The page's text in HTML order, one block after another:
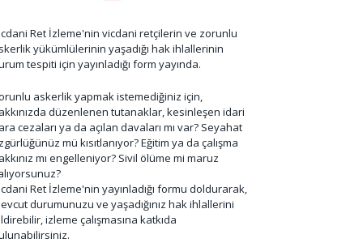
Ret İzleme'nin vicdani retçilerin ve zorunlu
yükümlülerinin yaşadığı hak ihlallerinin
tespiti için yayınladığı form yayında.
askerlik yapmak istemediğiniz için,
düzenlenen tutanaklar, kesinleşen idari
cezaları ya da açılan davaları mı var? Seyahat
mü kısıtlanıyor? Eğitim ya da çalışma
mı engelleniyor? Sivil ölüme mi maruz
Ret İzleme'nin yayınladığı formu doldurarak,
durumunuzu ve yaşadığınız hak ihlallerini
izleme çalışmasına katkıda